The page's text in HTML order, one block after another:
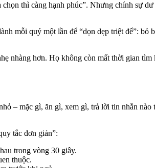
thì càng hạnh phúc”. Nhưng chính sự
mỗi quý một lần để “dọn dẹp triệt để”:
nhàng hơn. Họ không còn mất thời gian
– mặc gì, ăn gì, xem gì, trả lời tin nhắn
tắc đơn giản”:
trong vòng 30 giây.
thuộc.